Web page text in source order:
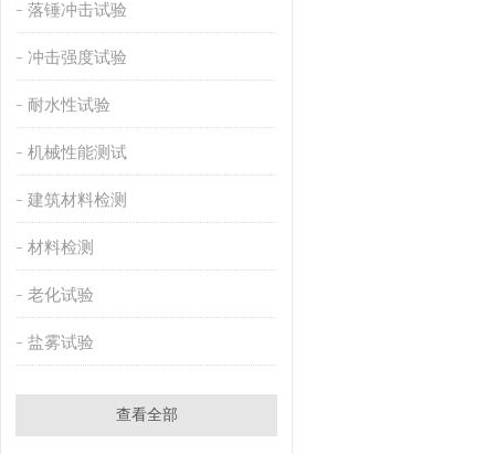
落锤冲击试验
冲击强度试验
耐水性试验
机械性能测试
建筑材料检测
材料检测
老化试验
盐雾试验
查看全部